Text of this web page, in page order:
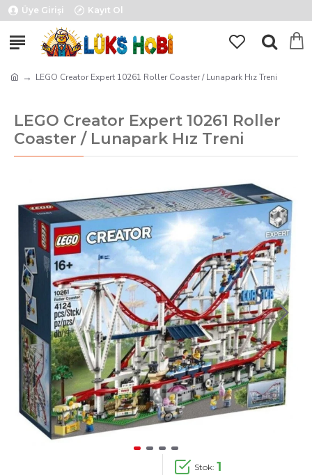
Üye Girişi Kayıt Ol
LEGO Creator Expert 10261 Roller Coaster / Lunapark Hız Treni
LEGO Creator Expert 10261 Roller
Coaster / Lunapark Hız Treni
Stok: 1